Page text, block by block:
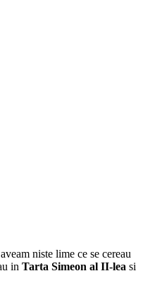
niste lime ce se cereau
in Tarta Simeon al II-lea si